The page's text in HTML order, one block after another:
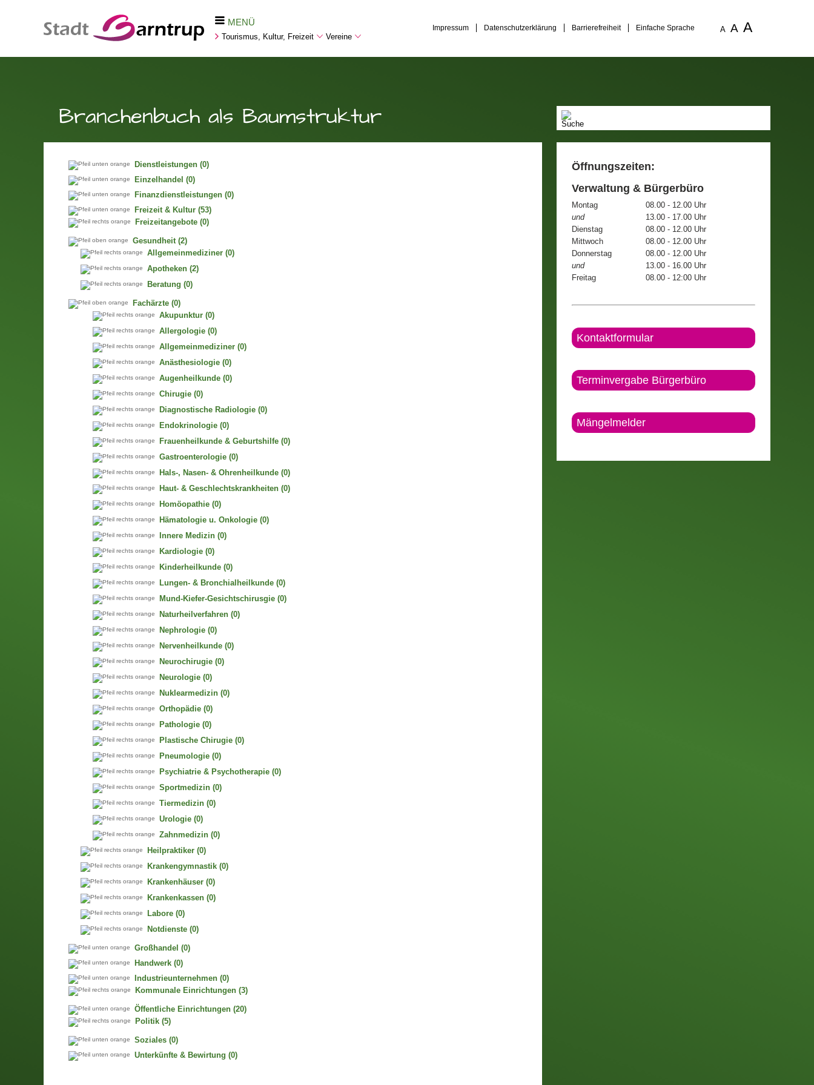
MENÜ
Tourismus, Kultur, Freizeit Vereine
Impressum Datenschutzerklärung Barrierefreiheit Einfache Sprache A A A
Branchenbuch als Baumstruktur
Dienstleistungen (0)
Einzelhandel (0)
Finanzdienstleistungen (0)
Freizeit & Kultur (53)
Freizeitangebote (0)
Gesundheit (2)
Allgemeinmediziner (0)
Apotheken (2)
Beratung (0)
Fachärzte (0)
Akupunktur (0)
Allergologie (0)
Allgemeinmediziner (0)
Anästhesiologie (0)
Augenheilkunde (0)
Chirugie (0)
Diagnostische Radiologie (0)
Endokrinologie (0)
Frauenheilkunde & Geburtshilfe (0)
Gastroenterologie (0)
Hals-, Nasen- & Ohrenheilkunde (0)
Haut- & Geschlechtskrankheiten (0)
Homöopathie (0)
Hämatologie u. Onkologie (0)
Innere Medizin (0)
Kardiologie (0)
Kinderheilkunde (0)
Lungen- & Bronchialheilkunde (0)
Mund-Kiefer-Gesichtschirusgie (0)
Naturheilverfahren (0)
Nephrologie (0)
Nervenheilkunde (0)
Neurochirugie (0)
Neurologie (0)
Nuklearmedizin (0)
Orthopädie (0)
Pathologie (0)
Plastische Chirugie (0)
Pneumologie (0)
Psychiatrie & Psychotherapie (0)
Sportmedizin (0)
Tiermedizin (0)
Urologie (0)
Zahnmedizin (0)
Heilpraktiker (0)
Krankengymnastik (0)
Krankenhäuser (0)
Krankenkassen (0)
Labore (0)
Notdienste (0)
Großhandel (0)
Handwerk (0)
Industrieunternehmen (0)
Kommunale Einrichtungen (3)
Öffentliche Einrichtungen (20)
Politik (5)
Soziales (0)
Unterkünfte & Bewirtung (0)
Öffnungszeiten:
Verwaltung & Bürgerbüro
Montag
08.00 - 12.00 Uhr
und
13.00 - 17.00 Uhr
Dienstag
08.00 - 12.00 Uhr
Mittwoch
08.00 - 12.00 Uhr
Donnerstag
08.00 - 12.00 Uhr
und
13.00 - 16.00 Uhr
Freitag
08.00 - 12:00 Uhr
Kontaktformular
Terminvergabe Bürgerbüro
Mängelmelder